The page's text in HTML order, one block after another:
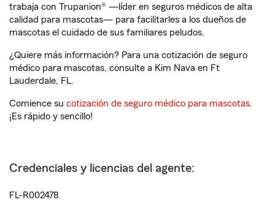
trabaja con Trupanion® —líder en seguros médicos de alta
calidad para mascotas— para facilitarles a los dueños de
mascotas el cuidado de sus familiares peludos.
¿Quiere más información? Para una cotización de seguro
médico para mascotas, consulte a Kim Nava en Ft
Lauderdale, FL.
Comience su cotización de seguro médico para mascotas.
¡Es rápido y sencillo!
Credenciales y licencias del agente:
FL-R002478